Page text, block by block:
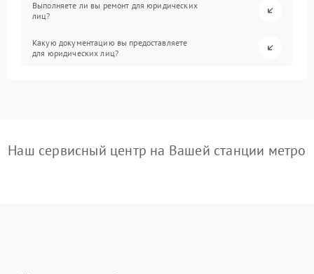
Выполняете ли вы ремонт для юридических
лиц?
Какую документацию вы предоставляете
для юридических лиц?
Наш сервисный центр на Вашей станции метро